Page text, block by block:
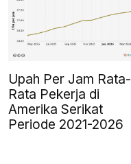
Upah Per Jam Rata-
Rata Pekerja di
Amerika Serikat
Periode 2021-2026